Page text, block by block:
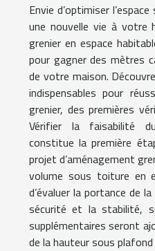
Envie d’optimiser
une nouvelle vie à votre
grenier en espace
pour gagner des mètres
de votre maison.
indispensables pour
grenier, des premières
Vérifier la faisabilité
constitue la première
projet d’aménagement
volume sous toiture en
d’évaluer la portance de
sécurité et la stabilité,
supplémentaires seront
de la hauteur sous plafond